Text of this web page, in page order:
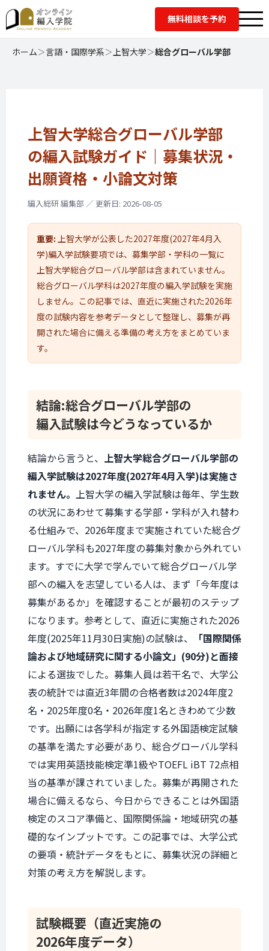
無料相談を予約
ホーム＞言語・国際学系＞ 上智大学＞総合グローバル学部
上智大学総合グローバル学部
の編入試験ガイド｜ 募集状況・
出願資格・ 小論文対策
編入総研 編集部 ／ 更新日: 2026-08-05
重要: 上智大学が公表した2027年度(2027年4月入
学)編入学試験要項では、募集学部・学科の一覧に
上智大学総合グローバル学部は含まれていません。
総合グローバル学科は2027年度の編入学試験を実施
しません。この記事では、直近に実施された2026年
度の試験内容を参考データとして整理し、募集が再
開された場合に備える準備の考え方をまとめていま
す。
結論:総合グローバル学部の
編入試験は今どうなっているか
結論から言うと、 上智大学総合グローバル学部の
編入学試験は2027年度(2027年4月入学)は実施さ
れません。 上智大学の編入学試験は毎年、学生数
の状況にあわせて募集する学部・学科が入れ替わ
る仕組みで、2026年度まで実施されていた総合グ
ローバル学科も2027年度の募集対象から外れてい
ます。すでに大学で学んでいて総合グローバル学
部への編入を志望している人は、まず「今年度は
募集があるか」を確認することが最初のステップ
になります。参考として、直近に実施された2026
年度(2025年11月30日実施)の試験は、
「国際関係
論および地域研究に関する小論文」(90分)と面接
による選抜でした。募集人員は若干名で、大学公
表の統計では直近3年間の合格者数は2024年度2
名・2025年度0名・2026年度1名ときわめて少数
です。出願には各学科が指定する外国語検定試験
の基準を満たす必要があり、総合グローバル学科
では実用英語技能検定準1級やTOEFL iBT 72点相
当の基準が課されていました。募集が再開された
場合に備えるなら、今日からできることは外国語
検定のスコア準備と、国際関係論・地域研究の基
礎的なインプットです。この記事では、大学公式
の要項・統計データをもとに、募集状況の詳細と
対策の考え方を解説します。
試験概要 （直近実施の
2026年度データ）